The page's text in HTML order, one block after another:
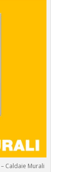
Caldaie Murali